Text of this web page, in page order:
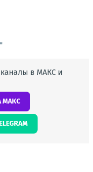
в МАКС и
МАКС